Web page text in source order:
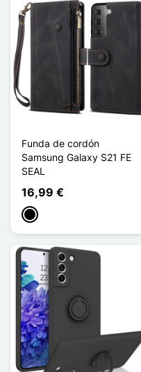
Funda de cordón
Samsung Galaxy S21 FE
SEAL
16,99 €
Negro